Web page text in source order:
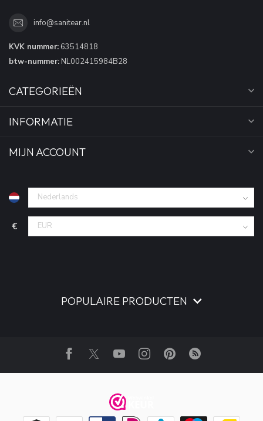
info@sanitear.nl
KVK nummer: 63514818
btw-nummer: NL002415984B28
CATEGORIEËN
INFORMATIE
MIJN ACCOUNT
€
POPULAIRE PRODUCTEN